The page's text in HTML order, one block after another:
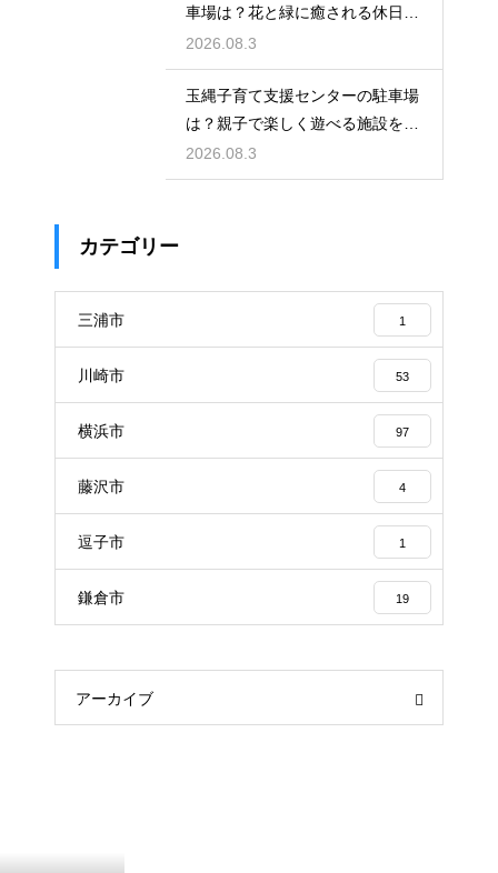
車場は？花と緑に癒される休日を
レビュー
2026.08.3
玉縄子育て支援センターの駐車場
は？親子で楽しく遊べる施設を徹
底レビュー
2026.08.3
カテゴリー
三浦市 1
川崎市 53
横浜市 97
藤沢市 4
逗子市 1
鎌倉市 19
アーカイブ